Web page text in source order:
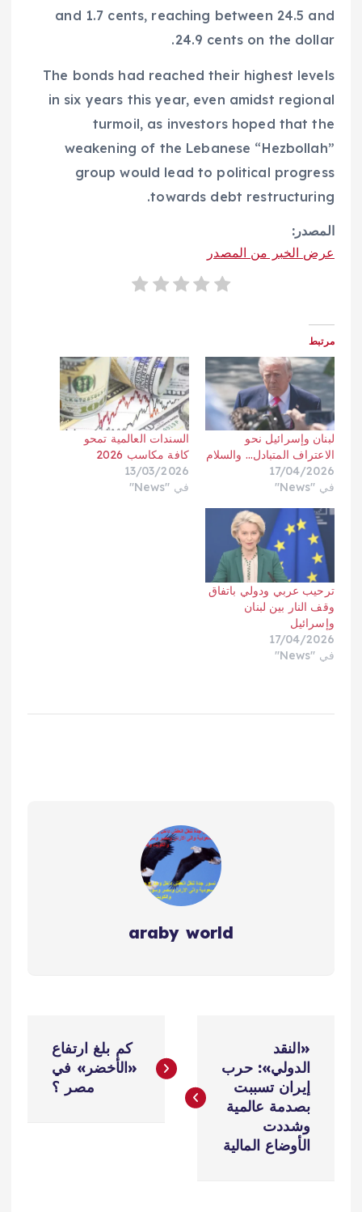
and 1.7 cents, reaching between 24.5 and
24.9 cents on the dollar.
The bonds had reached their highest levels
in six years this year, even amidst regional
turmoil, as investors hoped that the
weakening of the Lebanese “Hezbollah”
group would lead to political progress
towards debt restructuring.
المصدر:
عرض الخبر من المصدر
مرتبط
لبنان وإسرائيل نحو
الاعتراف المتبادل… والسلام
17/04/2026
في "News"
السندات العالمية تمحو
كافة مكاسب 2026
13/03/2026
في "News"
ترحيب عربي ودولي باتفاق
وقف النار بين لبنان
وإسرائيل
17/04/2026
في "News"
araby world
ص
«النقد
الدولي»: حرب
إيران تسببت
بصدمة عالمية
وشددت
الأوضاع المالية
كم بلغ ارتفاع
«الأخضر» في
مصر ؟